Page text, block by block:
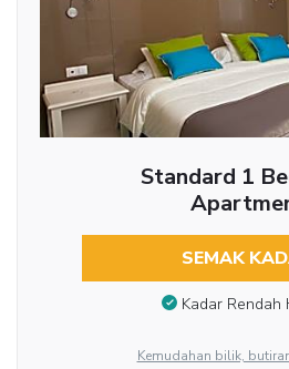
Standard 1
SEMAK
Kadar Rendah
Kemudahan bilik,